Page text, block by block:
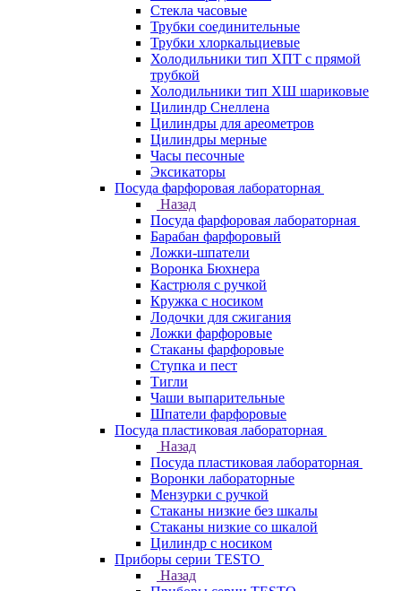
Стекла часовые
Трубки соединительные
Трубки хлоркальциевые
Холодильники тип ХПТ с прямой
трубкой
Холодильники тип ХШ шариковые
Цилиндр Снеллена
Цилиндры для ареометров
Цилиндры мерные
Часы песочные
Эксикаторы
Посуда фарфоровая лабораторная
Назад
Посуда фарфоровая лабораторная
Барабан фарфоровый
Ложки-шпатели
Воронка Бюхнера
Кастрюля с ручкой
Кружка с носиком
Лодочки для сжигания
Ложки фарфоровые
Стаканы фарфоровые
Ступка и пест
Тигли
Чаши выпарительные
Шпатели фарфоровые
Посуда пластиковая лабораторная
Назад
Посуда пластиковая лабораторная
Воронки лабораторные
Мензурки с ручкой
Стаканы низкие без шкалы
Стаканы низкие со шкалой
Цилиндр с носиком
Приборы серии TESTO
Назад